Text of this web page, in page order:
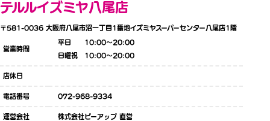
テルルイズミヤ八尾店
〒581-0036 大阪府八尾市沼一丁目1番地イズミヤスーパーセンター八尾店1階
営業時間
平日 10:00〜20:00
日曜祝 10:00〜20:00
店休日
電話番号 072-968-9334
運営会社 株式会社ピーアップ 直営